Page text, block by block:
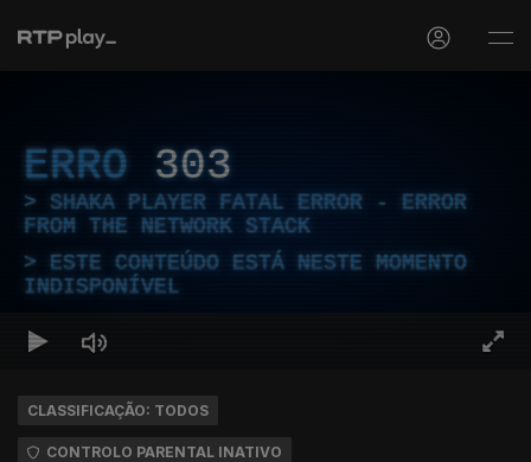
ERRO 303
SHAKA PLAYER FATAL ERROR - ERROR
FROM THE NETWORK STACK
ESTE CONTEÚDO ESTÁ NESTE MOMENTO
INDISPONÍVEL
CLASSIFICAÇÃO: TODOS
CONTROLO PARENTAL INATIVO